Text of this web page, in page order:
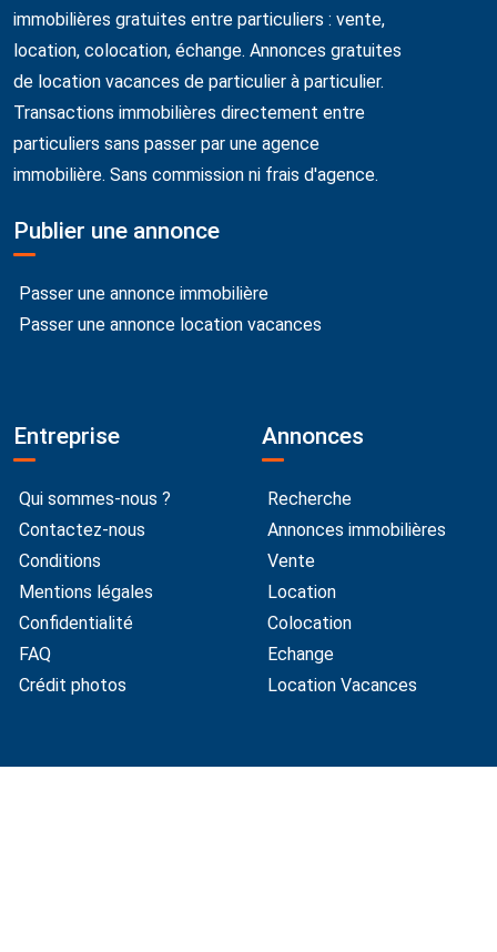
immobilières gratuites entre particuliers : vente,
location, colocation, échange. Annonces gratuites
de location vacances de particulier à particulier.
Transactions immobilières directement entre
particuliers sans passer par une agence
immobilière. Sans commission ni frais d'agence.
Publier une annonce
Passer une annonce immobilière
Passer une annonce location vacances
Entreprise
Qui sommes-nous ?
Contactez-nous
Conditions
Mentions légales
Confidentialité
FAQ
Crédit photos
Annonces
Recherche
Annonces immobilières
Vente
Location
Colocation
Echange
Location Vacances